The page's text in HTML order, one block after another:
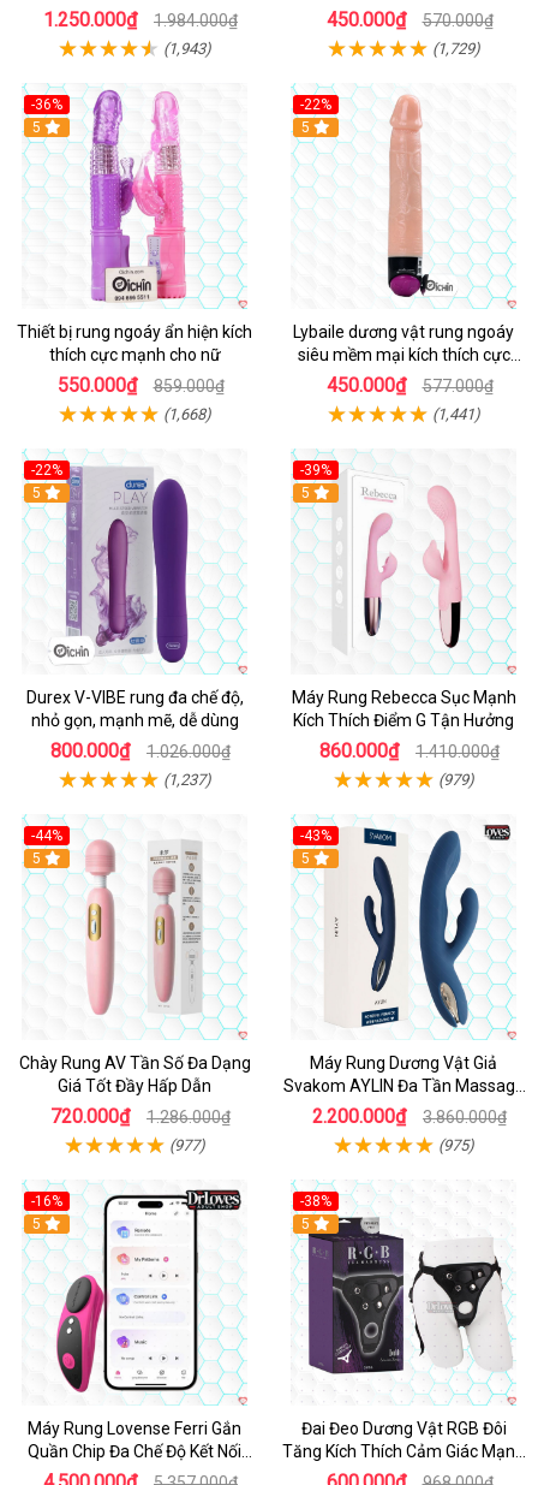
1.250.000₫ 1.984.000₫
(1,943)
thật
450.000₫ 570.000₫
(1,729)
-36%
Hot
5
Thiết bị rung ngoáy ẩn hiện kích
thích cực mạnh cho nữ
550.000₫ 859.000₫
(1,668)
-22%
Hot
5
Lybaile dương vật rung ngoáy
siêu mềm mại kích thích cực
mạnh
450.000₫ 577.000₫
(1,441)
-22%
Hot
5
Durex V-VIBE rung đa chế độ,
nhỏ gọn, mạnh mẽ, dễ dùng
800.000₫ 1.026.000₫
(1,237)
-39%
Hot
5
Máy Rung Rebecca Sục Mạnh
Kích Thích Điểm G Tận Hưởng
860.000₫ 1.410.000₫
(979)
-44%
Hot
5
Chày Rung AV Tần Số Đa Dạng
Giá Tốt Đầy Hấp Dẫn
720.000₫ 1.286.000₫
(977)
-43%
Hot
5
Máy Rung Dương Vật Giả
Svakom AYLIN Đa Tần Massage
Sướng
2.200.000₫ 3.860.000₫
(975)
-16%
Hot
5
Máy Rung Lovense Ferri Gắn
Quần Chip Đa Chế Độ Kết Nối
App
-38%
Hot
5
Đai Đeo Dương Vật RGB Đôi
Tăng Kích Thích Cảm Giác Mạnh
Mẽ